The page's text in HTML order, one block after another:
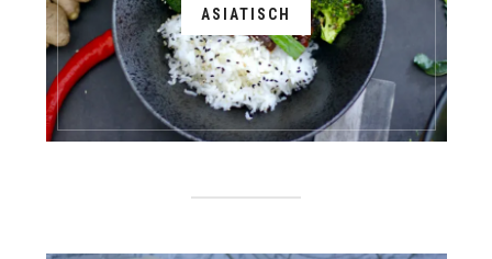
ASIATISCH